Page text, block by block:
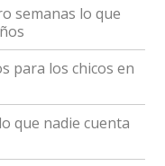
semanas lo que
para los chicos en
que nadie cuenta